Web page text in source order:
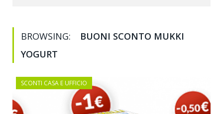
BROWSING:
BUONI SCONTO MUKKI
YOGURT
SCONTI CASA E UFFICIO